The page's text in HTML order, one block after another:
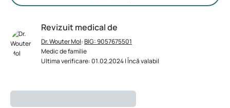
Revizuit medical de
Dr. Wouter Mol:BIG: 9057675501
Medic de familie
Ultima verificare: 01.02.2024 | Încă valabil